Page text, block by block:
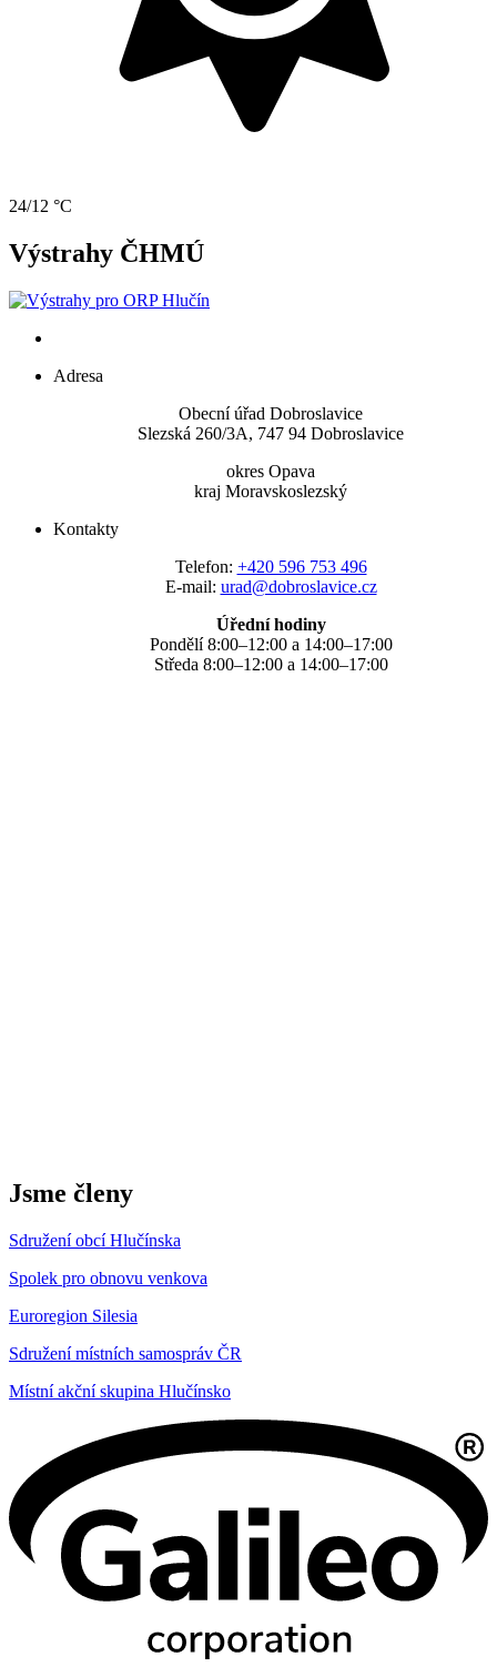
24/12 °C
Výstrahy ČHMÚ
Adresa
Obecní úřad Dobroslavice
Slezská 260/3A, 747 94 Dobroslavice
okres Opava
kraj Moravskoslezský
Kontakty
Telefon: +420 596 753 496
E-mail: urad@dobroslavice.cz
Úřední hodiny
Pondělí 8:00–12:00 a 14:00–17:00
Středa 8:00–12:00 a 14:00–17:00
Jsme členy
Sdružení obcí Hlučínska
Spolek pro obnovu venkova
Euroregion Silesia
Sdružení místních samospráv ČR
Místní akční skupina Hlučínsko